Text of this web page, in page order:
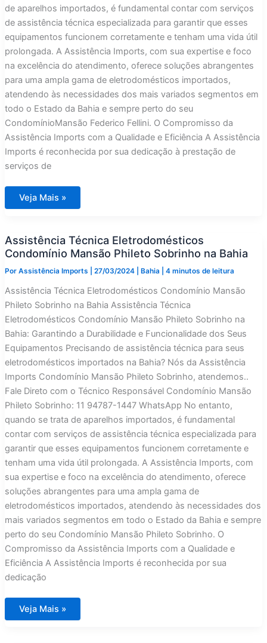
de aparelhos importados, é fundamental contar com serviços
de assistência técnica especializada para garantir que esses
equipamentos funcionem corretamente e tenham uma vida útil
prolongada. A Assistência Imports, com sua expertise e foco
na excelência do atendimento, oferece soluções abrangentes
para uma ampla gama de eletrodomésticos importados,
atendendo às necessidades dos mais variados segmentos em
todo o Estado da Bahia e sempre perto do seu
CondomínioMansão Federico Fellini. O Compromisso da
Assistência Imports com a Qualidade e Eficiência A Assistência
Imports é reconhecida por sua dedicação à prestação de
serviços de
Assistência
Técnica
Fellini
na
Bahia
Veja Mais »
Assistência Técnica Eletrodomésticos
Condomínio Mansão Phileto Sobrinho na Bahia
Por Assistência Imports 27/03/2024 Bahia 4 minutos de leitura
Assistência Técnica Eletrodomésticos Condomínio Mansão
Phileto Sobrinho na Bahia Assistência Técnica
Eletrodomésticos Condomínio Mansão Phileto Sobrinho na
Bahia: Garantindo a Durabilidade e Funcionalidade dos Seus
Equipamentos Precisando de assistência técnica para seus
eletrodomésticos importados na Bahia? Nós da Assistência
Imports Condomínio Mansão Phileto Sobrinho, atendemos..
Fale Direto com o Técnico Responsável Condomínio Mansão
Phileto Sobrinho: 11 94787-1447 WhatsApp No entanto,
quando se trata de aparelhos importados, é fundamental
contar com serviços de assistência técnica especializada para
garantir que esses equipamentos funcionem corretamente e
tenham uma vida útil prolongada. A Assistência Imports, com
sua expertise e foco na excelência do atendimento, oferece
soluções abrangentes para uma ampla gama de
eletrodomésticos importados, atendendo às necessidades dos
mais variados segmentos em todo o Estado da Bahia e sempre
perto do seu Condomínio Mansão Phileto Sobrinho. O
Compromisso da Assistência Imports com a Qualidade e
Eficiência A Assistência Imports é reconhecida por sua
dedicação
Assistência
Técnica
Veja Mais »